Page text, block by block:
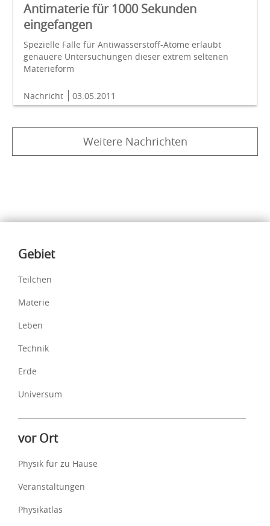
Antimaterie für 1000 Sekunden
eingefangen
Spezielle Falle für Antiwasserstoff-Atome erlaubt
genauere Untersuchungen dieser extrem seltenen
Materieform
Nachricht 03.05.2011
Weitere Nachrichten
Inhalte
Gebiet
Teilchen
Materie
Leben
Technik
Erde
Universum
vor Ort
Physik für zu Hause
Veranstaltungen
Physikatlas